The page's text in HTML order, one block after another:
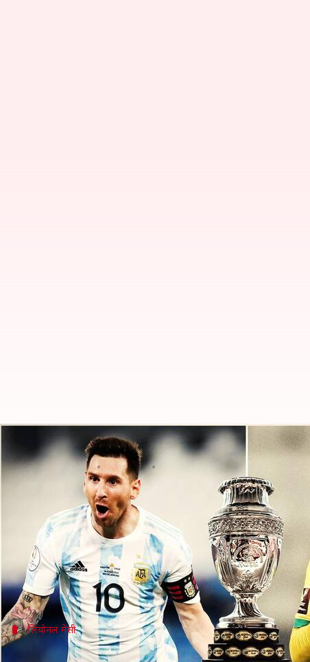
कोपा अमेरिका फाइनल: अर्जेंटीना
लेखन Neeraj Pandey Jul 10, 2021 06:00 pm
क्या है खबर?
कोपा अमेरिका के 2021 संस्करण में साउथ अमेरिका की दो
जाएगा।
अर्जेंटीना के साथ अपना पहला खिताब जीतने की कोशिश
लियोनल मेसी
तीन कोपा अमेरिका फाइनल का हिस्सा रह चुके